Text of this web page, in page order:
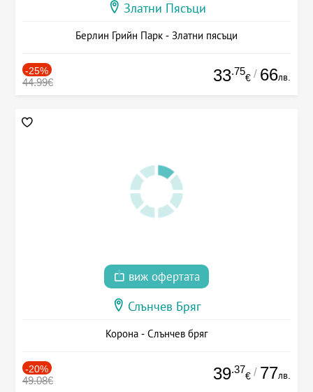
Златни Пясъци
Берлин Грийн Парк - Златни пясъци
-25%
44.99€ 33.75
€ / 66лв.
виж офертата
Слънчев Бряг
Корона - Слънчев бряг
-20%
49.08€ 39.37
€ / 77лв.